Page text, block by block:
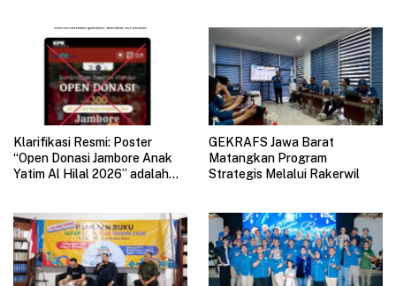
Klarifikasi Resmi: Poster
“Open Donasi Jambore Anak
Yatim Al Hilal 2026” adalah
GEKRAFS Jawa Barat
Matangkan Program
Strategis Melalui Rakerwil